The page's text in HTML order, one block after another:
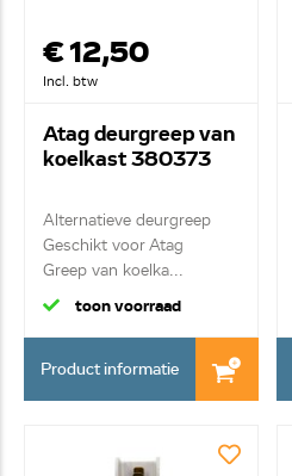
€ 12,50
Incl. btw
Atag deurgreep van
koelkast 380373
Alternatieve deurgreep
Geschikt voor Atag
Greep van koelka...
toon voorraad
Product informatie